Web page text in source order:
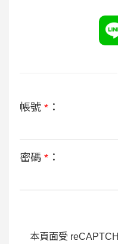
帳號 * ：
密碼 * ：
本頁面受